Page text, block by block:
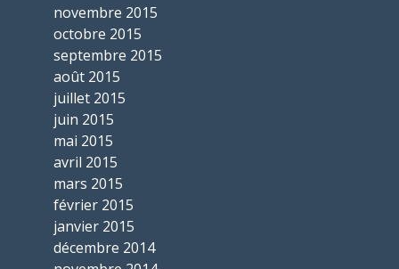
novembre 2015
octobre 2015
septembre 2015
août 2015
juillet 2015
juin 2015
mai 2015
avril 2015
mars 2015
février 2015
janvier 2015
décembre 2014